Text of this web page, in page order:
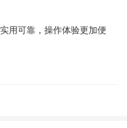
实用可靠，操作体验更加便